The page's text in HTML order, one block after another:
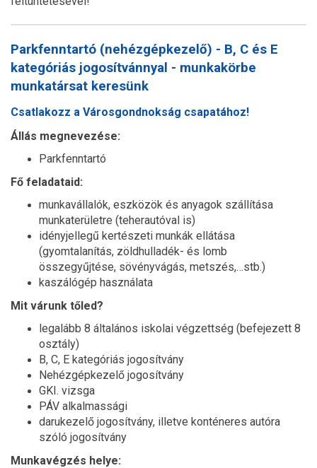
Parkfenntartó (nehézgépkezelő) - B, C és E
kategóriás jogosítvánnyal - munkakörbe
munkatársat keresünk
Csatlakozz a Városgondnokság csapatához!
Állás megnevezése:
Parkfenntartó
Fő feladataid:
munkavállalók, eszközök és anyagok szállítása
munkaterületre (teherautóval is)
idényjellegű kertészeti munkák ellátása
(gyomtalanítás, zöldhulladék- és lomb
összegyűjtése, sövényvágás, metszés,…stb.)
kaszálógép használata
Mit várunk tőled?
legalább 8 általános iskolai végzettség (befejezett 8
osztály)
B, C, E kategóriás jogosítvány
Nehézgépkezelő jogosítvány
GKI. vizsga
PÁV alkalmassági
darukezelő jogosítvány, illetve konténeres autóra
szóló jogosítvány
Munkavégzés helye: